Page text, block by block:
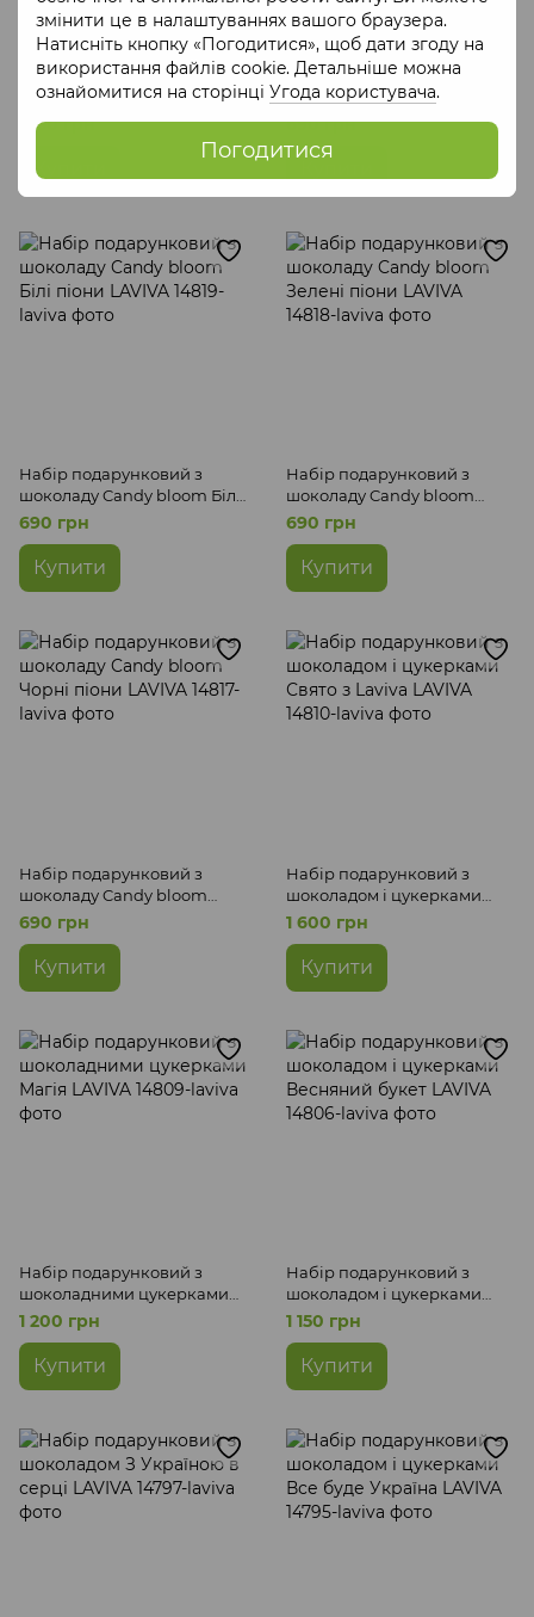
змінити це в налаштуваннях вашого браузера.
Натисніть кнопку «Погодитися», щоб дати згоду на
використання файлів cookie. Детальніше можна
ознайомитися на сторінці Угода користувача.
Погодитися
Набір подарунковий з
шоколадом Святкова
колекція LAVIVA
1 160 грн
Купити
Набір подарунковий з
шоколадом і цукерками
Білий Апельсин LAVIVA
690 грн
Набір подарунковий з
шоколаду Candy bloom Білі
піони LAVIVA
690 грн
Купити
Набір подарунковий з
шоколаду Candy bloom
Зелені піони LAVIVA
690 грн
Купити
Набір подарунковий з
шоколаду Candy bloom
Чорні піони LAVIVA
690 грн
Купити
Набір подарунковий з
шоколадом і цукерками
Свято з Laviva LAVIVA
1 600 грн
Купити
Набір подарунковий з
шоколадними цукерками
Магія LAVIVA
1 200 грн
Купити
Набір подарунковий з
шоколадом і цукерками
Весняний букет LAVIVA
1 150 грн
Купити